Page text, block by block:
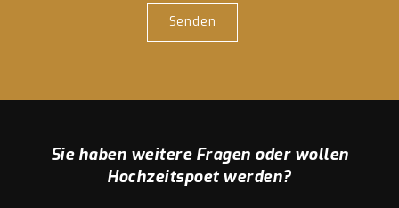
Sie haben weitere Fragen oder wollen
Hochzeitspoet werden?